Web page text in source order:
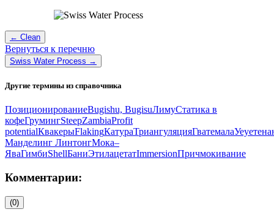
← Clean
Вернуться к перечню
Swiss Water Process →
Другие термины из справочника
ПозиционированиеBugishu, BugisuЛимуСтатика в
кофеГрумингSteepZambiaProfit
potentialКвакерыFlakingКатураТриангуляцияГватемала
Манделинг ЛинтонгМока–
ЯваГимбиShellБаниЭтилацетатImmersionПричмокивание
Комментарии:
(0)